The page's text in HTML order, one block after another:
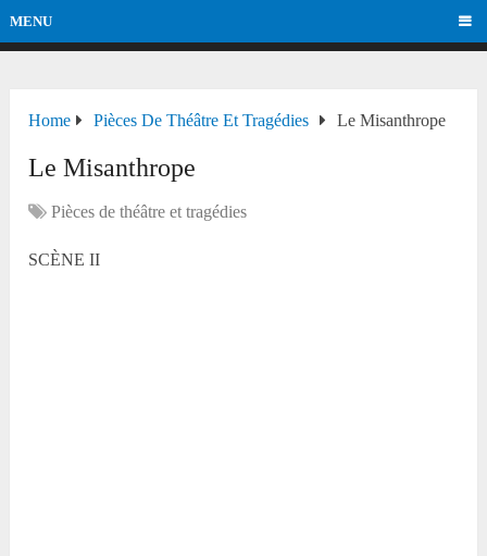
MENU
Home Pièces De Théâtre Et Tragédies Le Misanthrope
Le Misanthrope
Pièces de théâtre et tragédies
SCÈNE II